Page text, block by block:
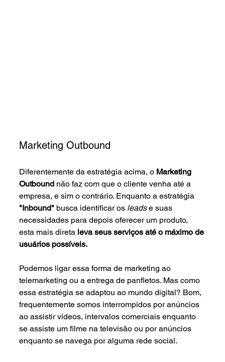
Marketing Outbound
Diferentemente da estratégia acima, o Marketing
Outbound não faz com que o cliente venha até a
empresa, e sim o contrário. Enquanto a estratégia
"Inbound" busca identificar os leads e suas
necessidades para depois oferecer um produto,
esta mais direta leva seus serviços até o máximo de
usuários possíveis.
Podemos ligar essa forma de marketing ao
telemarketing ou a entrega de panfletos. Mas como
essa estratégia se adaptou ao mundo digital? Bom,
frequentemente somos interrompidos por anúncios
ao assistir vídeos, intervalos comerciais enquanto
se assiste um filme na televisão ou por anúncios
enquanto se navega por alguma rede social.